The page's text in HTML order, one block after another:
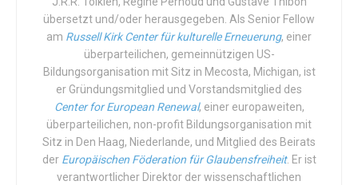
Schmiede afroamerikanischer Todesfälle überhaupt,
nämlich die Abtreibungsindustrie?
Das sagen wenige. Der schwarze südafrikanische
Kardinal und ich, der italienische Direktor voniFamNews
Ja, warum?
Hier die Aufzählung der Tweets des Kardinals:
1/3 Guttmacher Institute estimates that
übersetzt und/oder herausgegeben. Als Senior Fellow
am Russell Kirk Center für kulturelle Erneuerung, einer
überparteilichen, gemeinnützigen US-
Bildungsorganisation mit Sitz in Mecosta, Michigan, ist
er Gründungsmitglied und Vorstandsmitglied des
Center for European Renewal, einer europaweiten,
überparteilichen, non-profit Bildungsorganisation mit
Sitz in Den Haag, Niederlande, und Mitglied des Beirats
der Europäischen Föderation für Glaubensfreiheit. Er ist
verantwortlicher Direktor der wissenschaftlichen